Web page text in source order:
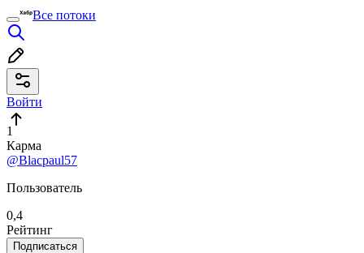
Все потоки
Войти
1
Карма
@Blacpaul57
Пользователь
0,4
Рейтинг
Подписаться